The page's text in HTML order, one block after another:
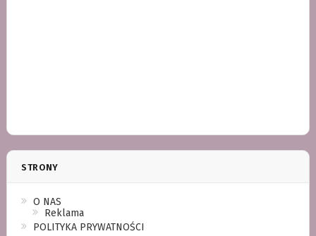
STRONY
O NAS
Reklama
POLITYKA PRYWATNOŚCI